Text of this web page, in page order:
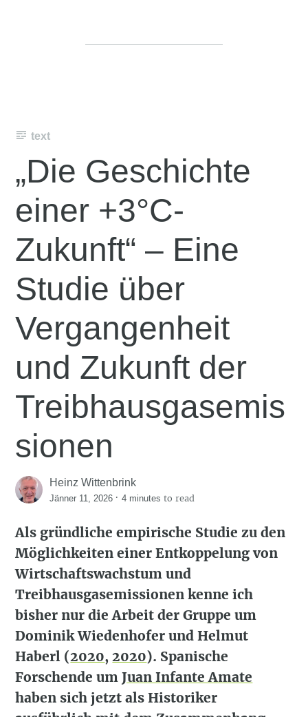
text
„Die Geschichte
einer +3°C-
Zukunft“ – Eine
Studie über
Vergangenheit
und Zukunft der
Treibhausgasemis
sionen
Heinz Wittenbrink
Jänner 11, 2026 ·4 minutes to read
Als gründliche empirische Studie zu den
Möglichkeiten einer Entkoppelung von
Wirtschaftswachstum und
Treibhausgasemissionen kenne ich
bisher nur die Arbeit der Gruppe um
Dominik Wiedenhofer und Helmut
Haberl (2020, 2020). Spanische
Forschende umJuan Infante Amate
haben sich jetzt als Historiker